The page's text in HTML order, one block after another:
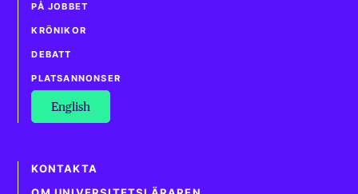
PÅ JOBBET
KRÖNIKOR
DEBATT
PLATSANNONSER
English
KONTAKTA